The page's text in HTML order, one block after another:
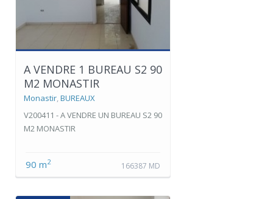
A VENDRE 1 BUREAU S2 90
M2 MONASTIR
Monastir,BUREAUX
V200411 - A VENDRE UN BUREAU S2 90
M2 MONASTIR
90 m2 166387 MD